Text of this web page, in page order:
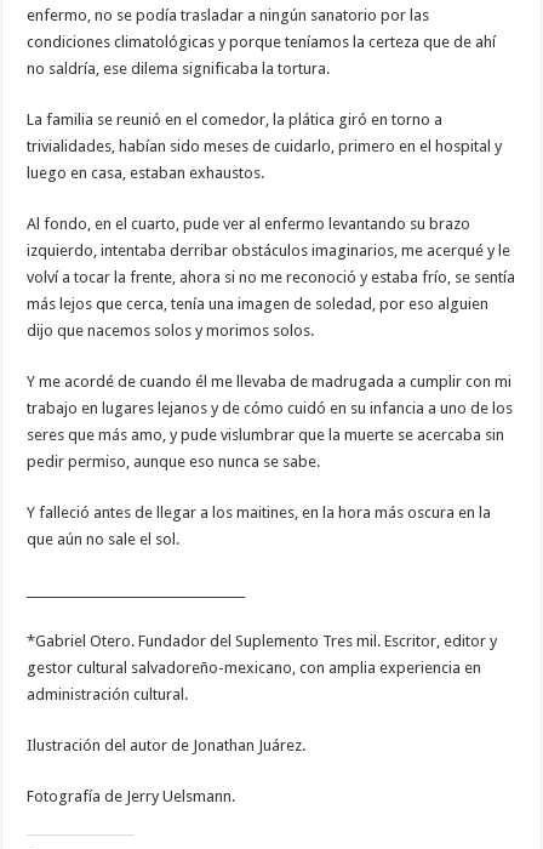
enfermo, no se podía trasladar a ningún sanatorio por las
condiciones climatológicas y porque teníamos la certeza que de ahí
no saldría, ese dilema significaba la tortura.
La familia se reunió en el comedor, la plática giró en torno a
trivialidades, habían sido meses de cuidarlo, primero en el hospital y
luego en casa, estaban exhaustos.
Al fondo, en el cuarto, pude ver al enfermo levantando su brazo
izquierdo, intentaba derribar obstáculos imaginarios, me acerqué y le
volví a tocar la frente, ahora si no me reconoció y estaba frío, se sentía
más lejos que cerca, tenía una imagen de soledad, por eso alguien
dijo que nacemos solos y morimos solos.
Y me acordé de cuando él me llevaba de madrugada a cumplir con mi
trabajo en lugares lejanos y de cómo cuidó en su infancia a uno de los
seres que más amo, y pude vislumbrar que la muerte se acercaba sin
pedir permiso, aunque eso nunca se sabe.
Y falleció antes de llegar a los maitines, en la hora más oscura en la
que aún no sale el sol.
*Gabriel Otero. Fundador del Suplemento Tres mil. Escritor, editor y
gestor cultural salvadoreño-mexicano, con amplia experiencia en
administración cultural.
Ilustración del autor de Jonathan Juárez.
Fotografía de Jerry Uelsmann.